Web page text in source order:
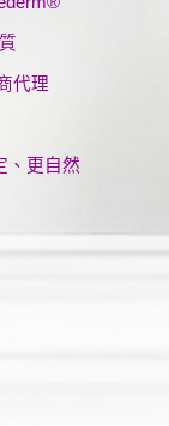
代理
、更自然